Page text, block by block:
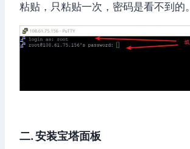
粘贴，只粘贴一次，密码是看不到的。
二. 安装宝塔面板